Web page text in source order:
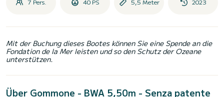
7 Pers. 40 PS 5,5 Meter 2023
Mit der Buchung dieses Bootes können Sie eine Spende an die
Fondation de la Mer leisten und so den Schutz der Ozeane
unterstützen.
Über Gommone - BWA 5,50m - Senza patente